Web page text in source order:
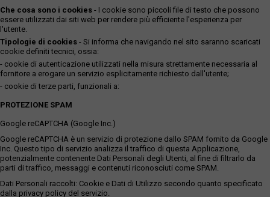
Che cosa sono i cookies - I cookie sono piccoli file di testo che possono
essere utilizzati dai siti web per rendere più efficiente l'esperienza per
l'utente.
Tipologie di cookies - Si informa che navigando nel sito saranno scaricati
cookie definiti tecnici, ossia:
- cookie di autenticazione utilizzati nella misura strettamente necessaria al
fornitore a erogare un servizio esplicitamente richiesto dall'utente;
- cookie di terze parti, funzionali a:
PROTEZIONE SPAM
Google reCAPTCHA (Google Inc.)
Google reCAPTCHA è un servizio di protezione dallo SPAM fornito da Google
Inc. Questo tipo di servizio analizza il traffico di questa Applicazione,
potenzialmente contenente Dati Personali degli Utenti, al fine di filtrarlo da
parti di traffico, messaggi e contenuti riconosciuti come SPAM.
Dati Personali raccolti: Cookie e Dati di Utilizzo secondo quanto specificato
dalla privacy policy del servizio.